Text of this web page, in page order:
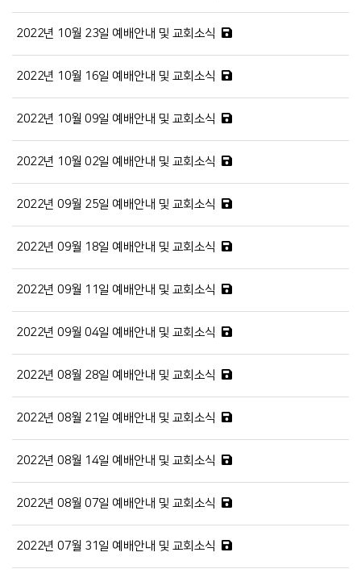
2022년 10월 23일 예배안내 및 교회소식
2022년 10월 16일 예배안내 및 교회소식
2022년 10월 09일 예배안내 및 교회소식
2022년 10월 02일 예배안내 및 교회소식
2022년 09월 25일 예배안내 및 교회소식
2022년 09월 18일 예배안내 및 교회소식
2022년 09월 11일 예배안내 및 교회소식
2022년 09월 04일 예배안내 및 교회소식
2022년 08월 28일 예배안내 및 교회소식
2022년 08월 21일 예배안내 및 교회소식
2022년 08월 14일 예배안내 및 교회소식
2022년 08월 07일 예배안내 및 교회소식
2022년 07월 31일 예배안내 및 교회소식